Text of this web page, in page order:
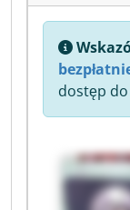
dostęp